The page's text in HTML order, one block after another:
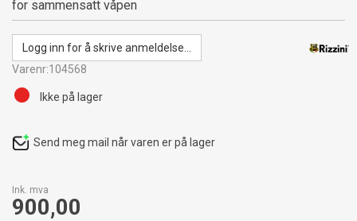
for sammensatt våpen
Logg inn for å skrive anmeldelse...
Varenr:104568
Ink. mva
900,00
Ikke på lager
Send meg mail når varen er på lager